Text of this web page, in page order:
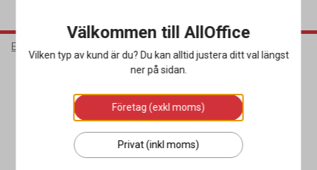
Elektronik
Välkommen till AllOffice
Vilken typ av kund är du? Du kan alltid justera ditt val längst
ner på sidan.
Företag (exkl moms)
Privat (inkl moms)